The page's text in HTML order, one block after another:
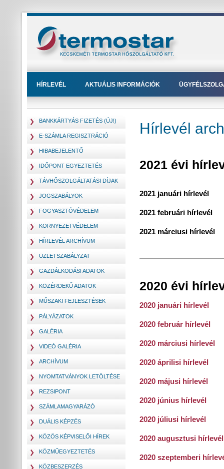
HÍRLEVÉL AKTUÁLIS INFORMÁCIÓK
BANKKÁRTYÁS FIZETÉS (ÚJ!)
E-SZÁMLA REGISZTRÁCIÓ
HIBABEJELENTŐ
IDŐPONT EGYEZTETÉS
TÁVHŐSZOLGÁLTATÁSI DÍJAK
JOGSZABÁLYOK
FOGYASZTÓVÉDELEM
KÖRNYEZETVÉDELEM
HÍRLEVÉL ARCHÍVUM
ÜZLETSZABÁLYZAT
GAZDÁLKODÁSI ADATOK
KÖZÉRDEKŰ ADATOK
MŰSZAKI FEJLESZTÉSEK
PÁLYÁZATOK
GALÉRIA
VIDEÓ GALÉRIA
ARCHÍVUM
NYOMTATVÁNYOK LETÖLTÉSE
REZSIPONT
SZÁMLAMAGYARÁZÓ
DUÁLIS KÉPZÉS
KÖZÖS KÉPVISELŐI HÍREK
KÖZMŰEGYEZTETÉS
KÖZBESZERZÉS
Hírlevél
2021 évi
2021 januári hírlevél
2021 februári hírlevél
2021 márciusi hírlevél
2020 évi
2020 januári hírlevél
2020 február hírlevél
2020 márciusi hírlevél
2020 áprilisi hírlevél
2020 májusi hírlevél
2020 június hírlevél
2020 júliusi hírlevél
2020 augusztusi hírlevél
2020 szeptemberi